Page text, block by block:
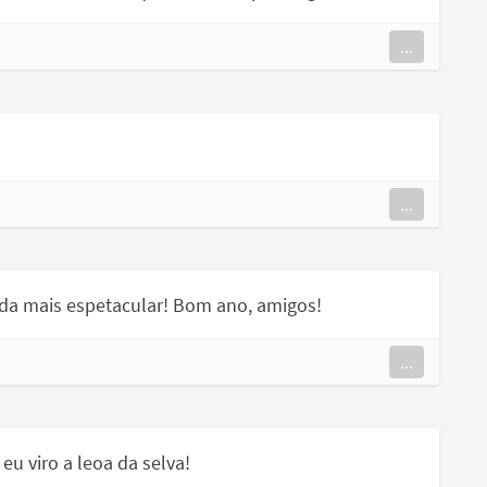
...
...
mais espetacular! Bom ano, amigos!
...
viro a leoa da selva!